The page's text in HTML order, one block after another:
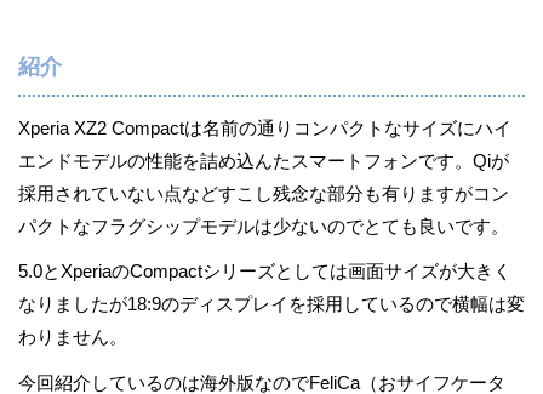
紹介
Xperia XZ2 Compactは名前の通りコンパクトなサイズにハイ
エンドモデルの性能を詰め込んたスマートフォンです。Qiが
採用されていない点などすこし残念な部分も有りますがコン
パクトなフラグシップモデルは少ないのでとても良いです。
5.0とXperiaのCompactシリーズとしては画面サイズが大きく
なりましたが18:9のディスプレイを採用しているので横幅は変
わりません。
今回紹介しているのは海外版なのでFeliCa（おサイフケータ